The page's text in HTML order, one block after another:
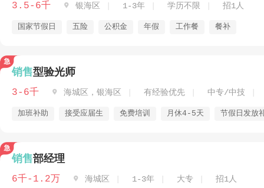
3.5-6千  银海区 1-3年 学历不限 招1人
国家节假日 五险 公积金 年假 工作餐 餐补
销售型验光师
3-6千  海城区，银海区 有经验优先 中专/中技
加班补助 接受应届生 免费培训 月休4-5天 节假日发放
销售部经理
6千-1.2万  海城区 1-3年 大专 招1人